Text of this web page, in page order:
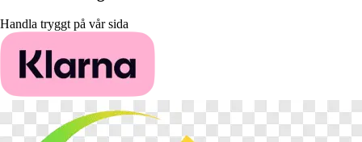
Handla tryggt på vår sida